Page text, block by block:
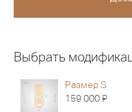
Выбрать
Размер S
159 000Я